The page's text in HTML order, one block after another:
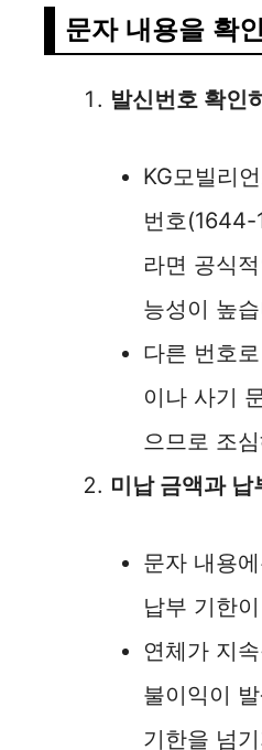
문자 내용을 확
발신번호 확인
KG모빌리
번호(1644-
라면 공식
능성이 높
다른 번호
이나 사기
으므로 조
미납 금액과 납
문자 내용
납부 기한
연체가 지
불이익이
기한을 넘